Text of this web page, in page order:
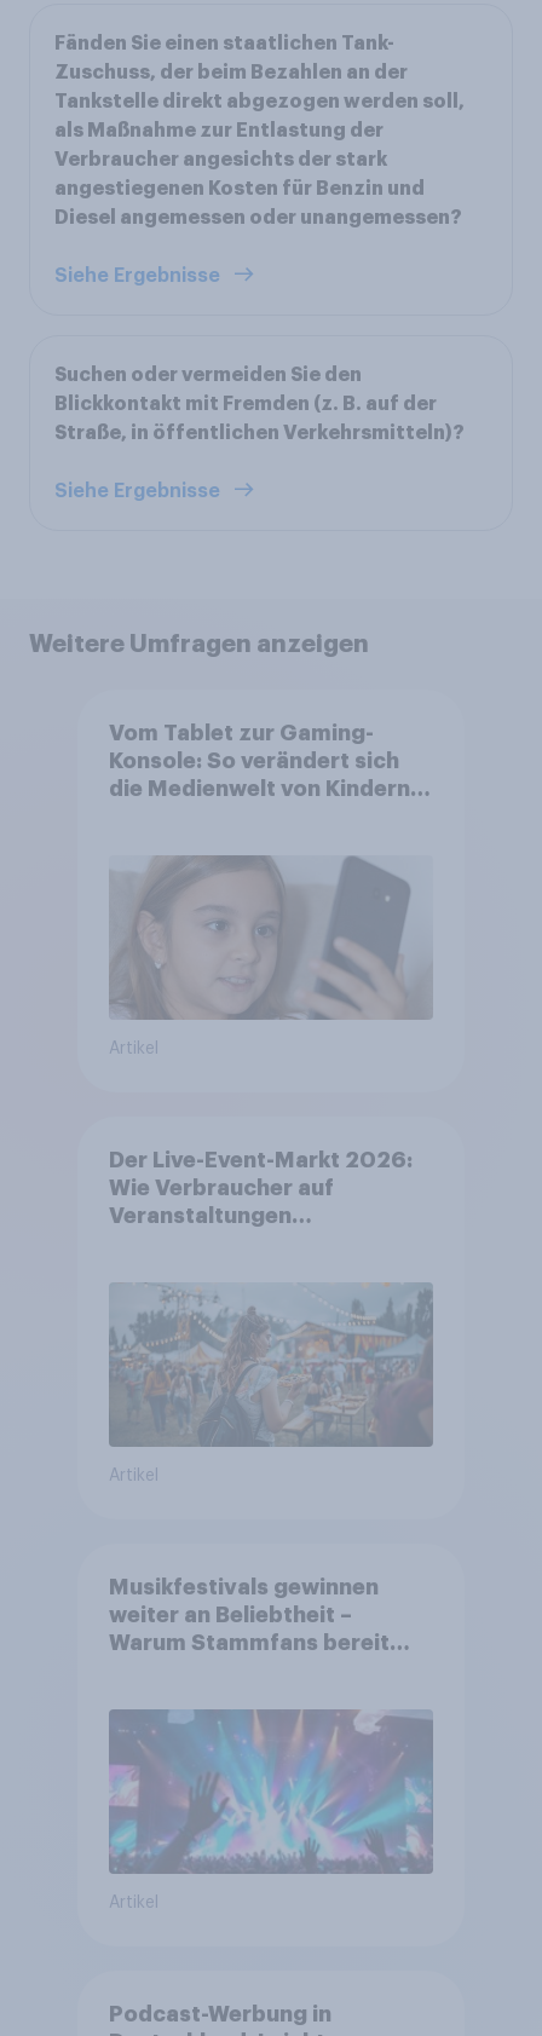
Fänden Sie einen staatlichen Tank-
Zuschuss, der beim Bezahlen an der
Tankstelle direkt abgezogen werden soll,
als Maßnahme zur Entlastung der
Verbraucher angesichts der stark
angestiegenen Kosten für Benzin und
Diesel angemessen oder unangemessen?
Siehe Ergebnisse
Suchen oder vermeiden Sie den
Blickkontakt mit Fremden (z. B. auf der
Straße, in öffentlichen Verkehrsmitteln)?
Siehe Ergebnisse
Weitere Umfragen anzeigen
Vom Tablet zur Gaming-
Konsole: So verändert sich
die Medienwelt von Kindern
Artikel
Der Live-Event-Markt 2026:
Wie Verbraucher auf
Veranstaltungen
Artikel
Musikfestivals gewinnen
weiter an Beliebtheit –
Warum Stammfans bereit
Artikel
Podcast-Werbung in